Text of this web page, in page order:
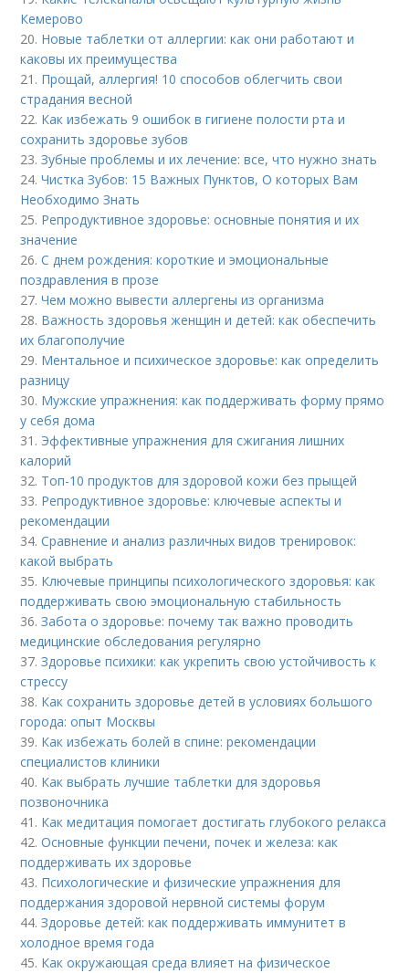
Кемерово
20. Новые таблетки от аллергии: как они работают и
каковы их преимущества
21. Прощай, аллергия! 10 способов облегчить свои
страдания весной
22. Как избежать 9 ошибок в гигиене полости рта и
сохранить здоровье зубов
23.Зубные проблемы и их лечение: все, что нужно знать
24.Чистка Зубов: 15 Важных Пунктов, О которых Вам
Необходимо Знать
25. Репродуктивное здоровье: основные понятия и их
значение
26.С днем рождения: короткие и эмоциональные
поздравления в прозе
27.Чем можно вывести аллергены из организма
28. Важность здоровья женщин и детей: как обеспечить
их благополучие
29. Ментальное и психическое здоровье: как определить
разницу
30. Мужские упражнения: как поддерживать форму прямо
у себя дома
31. Эффективные упражнения для сжигания лишних
калорий
32. Топ-10 продуктов для здоровой кожи без прыщей
33. Репродуктивное здоровье: ключевые аспекты и
рекомендации
34.Сравнение и анализ различных видов тренировок:
какой выбрать
35. Ключевые принципы психологического здоровья: как
поддерживать свою эмоциональную стабильность
36.Забота о здоровье: почему так важно проводить
медицинские обследования регулярно
37.Здоровье психики: как укрепить свою устойчивость к
стрессу
38. Как сохранить здоровье детей в условиях большого
города: опыт Москвы
39. Как избежать болей в спине: рекомендации
специалистов клиники
40. Как выбрать лучшие таблетки для здоровья
позвоночника
41. Как медитация помогает достигать глубокого релакса
42.Основные функции печени, почек и железа: как
поддерживать их здоровье
43. Психологические и физические упражнения для
поддержания здоровой нервной системы форум
44.Здоровье детей: как поддерживать иммунитет в
холодное время года
45. Как окружающая среда влияет на физическое